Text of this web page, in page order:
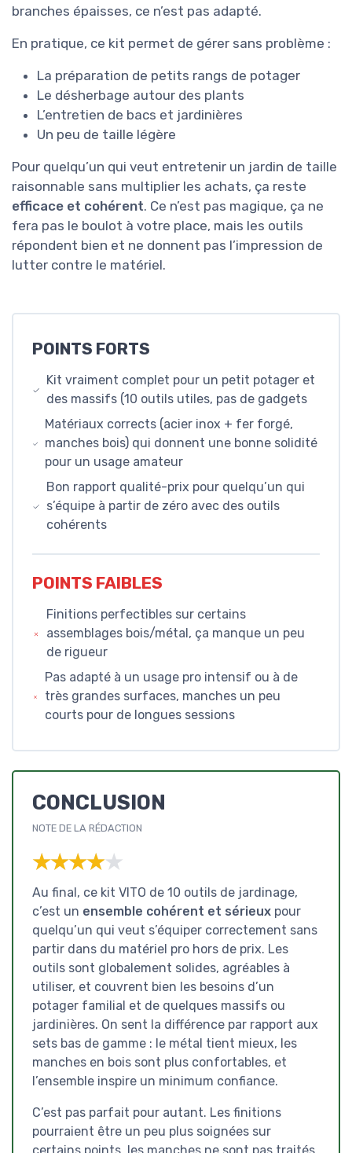
branches épaisses, ce n’est pas adapté.
En pratique, ce kit permet de gérer sans problème :
La préparation de petits rangs de potager
Le désherbage autour des plants
L’entretien de bacs et jardinières
Un peu de taille légère
Pour quelqu’un qui veut entretenir un jardin de taille
raisonnable sans multiplier les achats, ça reste
efficace et cohérent. Ce n’est pas magique, ça ne
fera pas le boulot à votre place, mais les outils
répondent bien et ne donnent pas l’impression de
lutter contre le matériel.
POINTS FORTS
Kit vraiment complet pour un petit potager et
des massifs (10 outils utiles, pas de gadgets
Matériaux corrects (acier inox + fer forgé,
manches bois) qui donnent une bonne solidité
pour un usage amateur
Bon rapport qualité-prix pour quelqu’un qui
s’équipe à partir de zéro avec des outils
cohérents
POINTS FAIBLES
Finitions perfectibles sur certains
assemblages bois/métal, ça manque un peu
de rigueur
Pas adapté à un usage pro intensif ou à de
très grandes surfaces, manches un peu
courts pour de longues sessions
CONCLUSION
NOTE DE LA RÉDACTION
★★★★★
★★★★★
Au final, ce kit VITO de 10 outils de jardinage,
c’est un ensemble cohérent et sérieux pour
quelqu’un qui veut s’équiper correctement sans
partir dans du matériel pro hors de prix. Les
outils sont globalement solides, agréables à
utiliser, et couvrent bien les besoins d’un
potager familial et de quelques massifs ou
jardinières. On sent la différence par rapport aux
sets bas de gamme : le métal tient mieux, les
manches en bois sont plus confortables, et
l’ensemble inspire un minimum confiance.
C’est pas parfait pour autant. Les finitions
pourraient être un peu plus soignées sur
certains points, les manches ne sont pas traités